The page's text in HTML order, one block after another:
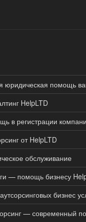
юридическая помощь
HelpLTD
в регистрации
от HelpLTD
обслуживание
— помощь бизнесу
бизнес
— современный